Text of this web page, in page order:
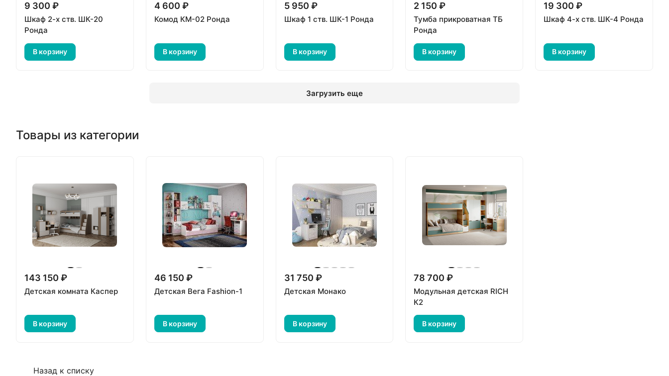
9 300 ₽
Шкаф 2-х ств. ШК-20
Ронда
В корзину
4 600 ₽
Комод КМ-02 Ронда
В корзину
5 950 ₽
Шкаф 1 ств. ШК-1 Ронда
В корзину
2 150 ₽
Тумба прикроватная ТБ
Ронда
В корзину
19 300 ₽
Шкаф 4-х ств. ШК-4 Ронда
В корзину
Загрузить еще
Товары из категории
143 150 ₽
Детская комната Каспер
В корзину
46 150 ₽
Детская Вега Fashion-1
В корзину
31 750 ₽
Детская Монако
В корзину
78 700 ₽
Модульная детская RICH
К2
В корзину
Назад к списку